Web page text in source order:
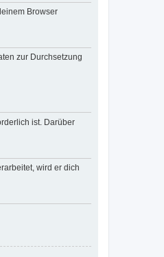
Browser
zur Durchsetzung
ist. Darüber
wird er dich